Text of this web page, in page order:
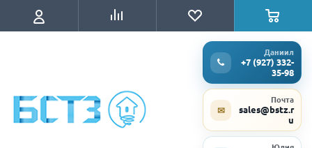
Даниил
+7 (927) 332-
35-98
✉
Почта
sales@bstz.r
u